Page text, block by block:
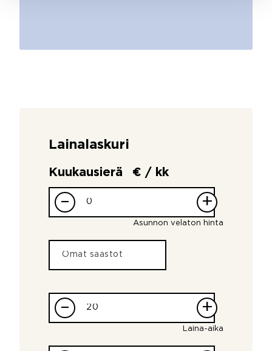
Lainalaskuri
Kuukausierä € / kk
– +
Asunnon velaton hinta
– +
Laina-aika